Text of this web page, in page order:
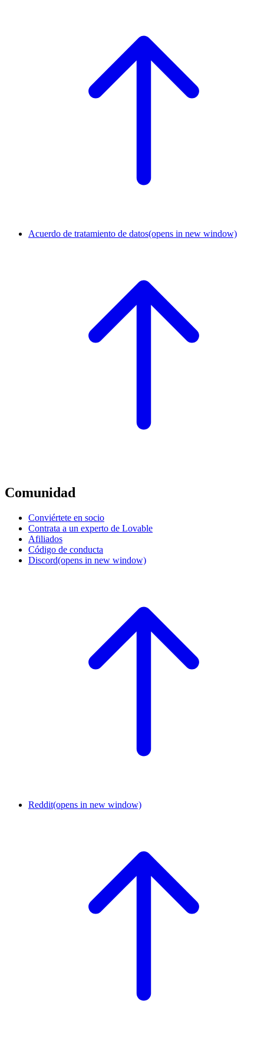
Acuerdo de tratamiento de datos(opens in new window)
Comunidad
Conviértete en socio
Contrata a un experto de Lovable
Afiliados
Código de conducta
Discord(opens in new window)
Reddit(opens in new window)